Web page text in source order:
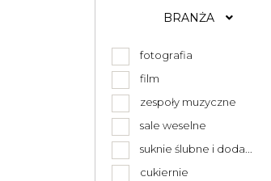
BRANŻA
fotografia
film
zespoły muzyczne
sale weselne
suknie ślubne i doda...
cukiernie